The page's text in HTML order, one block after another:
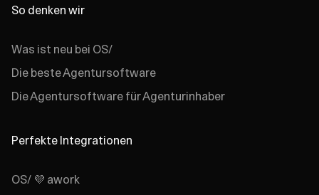
So denken wir
Was ist neu bei OS/
Die beste Agentursoftware
Die Agentursoftware für Agenturinhaber
Perfekte Integrationen
OS/ 💜 awork